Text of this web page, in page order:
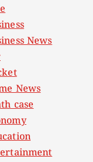
News
News
case